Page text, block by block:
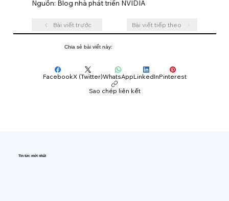
Nguồn: Blog nhà phát triển NVIDIA
Bài viết trước Bài viết tiếp theo
Chia sẻ bài viết này:
FacebookX (Twitter)WhatsAppLinkedInPinterest
Sao chép liên kết
Tin tức mới nhất